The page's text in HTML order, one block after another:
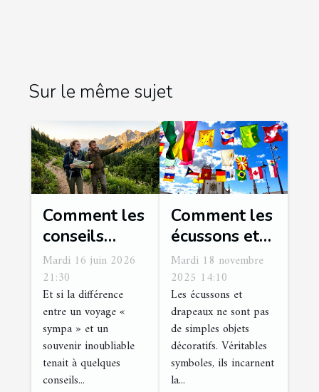
Sur le même sujet
Comment les
conseils
d’experts
changent une
aventure en
voyage
inoubliable
Mardi 16 juin 2026
21:30
Et si la différence
entre un voyage «
sympa » et un
souvenir inoubliable
tenait à quelques
conseils...
Comment les
écussons et
drapeaux
renforcent-ils
l'identité
nationale ?
Mardi 18 novembre
2025 14:10
Les écussons et
drapeaux ne sont pas
de simples objets
décoratifs. Véritables
symboles, ils incarnent
la...